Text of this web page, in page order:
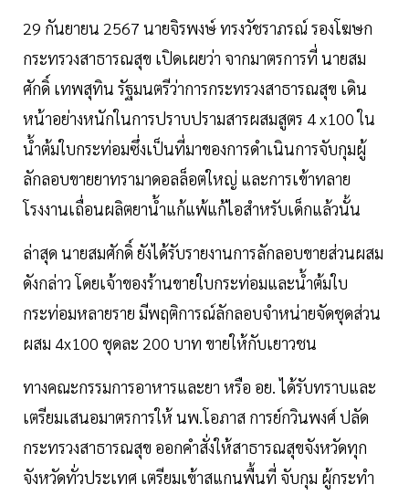
29 กันยายน 2567 นายจิรพงษ์​ ทรงวัชราภรณ์ รองโฆษก
กระทรวงสาธารณสุข เปิดเผยว่า จากมาตรการที่ นายสม
ศักดิ์​ เทพสุทิน รัฐมนตรีว่าการกระทรวงสาธารณสุข เดิน
หน้าอย่างหนักในการปราบปรามสารผสมสูตร 4 x100​ ใน
น้ำต้มใบกระท่อมซึ่งเป็นที่มาของการดำเนินการจับกุมผู้
ลักลอบขายยาทรามาดอลล็อตใหญ่ และการเข้าทลาย
โรงงานเถื่อนผลิตยาน้ำแก้แพ้แก้ไอสำหรับเด็กแล้วนั้น
ล่าสุด นายสมศักดิ์​ ยังได้รับรายงานการลักลอบขายส่วนผสม
ดังกล่าว โดยเจ้าของร้านขายใบกระท่อมและน้ำต้มใบ
กระท่อมหลายราย มีพฤติการณ์ลักลอบจำหน่ายจัดชุดส่วน
ผสม​ 4x100​ ชุดละ​ 200​ บาท​ ขายให้กับเยาวชน​
ทางคณะกรรมการ​อาหาร​และ​ยา​ หรือ อย.​ ได้รับทราบและ
เตรียมเสนอมาตรการให้​ นพ.โอภาส​ การย์กวินพงศ์​ ปลัด
กระทรวงสาธารณสุข ออกคำสั่งให้สาธารณสุขจังหวัดทุก
จังหวัดทั่วประเทศ​ เตรียมเข้าสแกนพื้นที่ จับกุม ผู้กระทำ